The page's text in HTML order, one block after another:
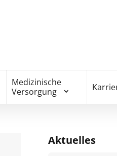
Medizinische
Versorgung
Aktuelles